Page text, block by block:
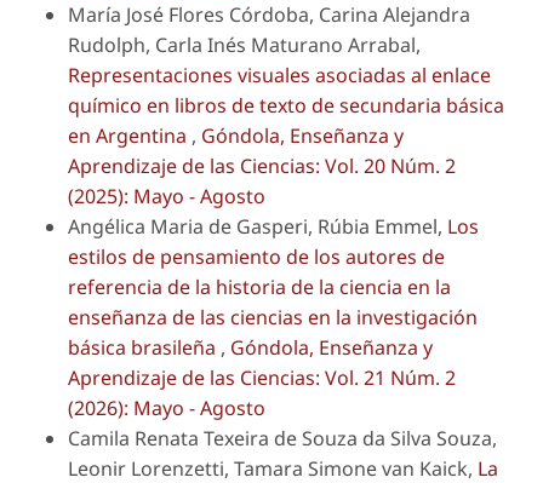
María José Flores Córdoba, Carina Alejandra
Rudolph, Carla Inés Maturano Arrabal,
Representaciones visuales asociadas al enlace
químico en libros de texto de secundaria básica
en Argentina , Góndola, Enseñanza y
Aprendizaje de las Ciencias: Vol. 20 Núm. 2
(2025): Mayo - Agosto
Angélica Maria de Gasperi, Rúbia Emmel, Los
estilos de pensamiento de los autores de
referencia de la historia de la ciencia en la
enseñanza de las ciencias en la investigación
básica brasileña , Góndola, Enseñanza y
Aprendizaje de las Ciencias: Vol. 21 Núm. 2
(2026): Mayo - Agosto
Camila Renata Texeira de Souza da Silva Souza,
Leonir Lorenzetti, Tamara Simone van Kaick, La